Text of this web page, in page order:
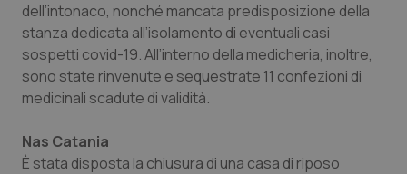
dell’intonaco, nonché mancata predisposizione della
stanza dedicata all’isolamento di eventuali casi
sospetti covid-19. All’interno della medicheria, inoltre,
sono state rinvenute e sequestrate 11 confezioni di
medicinali scadute di validità.
Nas Catania
È stata disposta la chiusura di una casa di riposo